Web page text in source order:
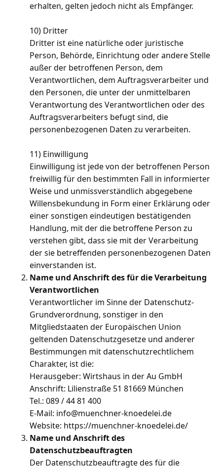
erhalten, gelten jedoch nicht als Empfänger.
10) Dritter
Dritter ist eine natürliche oder juristische
Person, Behörde, Einrichtung oder andere Stelle
außer der betroffenen Person, dem
Verantwortlichen, dem Auftragsverarbeiter und
den Personen, die unter der unmittelbaren
Verantwortung des Verantwortlichen oder des
Auftragsverarbeiters befugt sind, die
personenbezogenen Daten zu verarbeiten.
11) Einwilligung
Einwilligung ist jede von der betroffenen Person
freiwillig für den bestimmten Fall in informierter
Weise und unmissverständlich abgegebene
Willensbekundung in Form einer Erklärung oder
einer sonstigen eindeutigen bestätigenden
Handlung, mit der die betroffene Person zu
verstehen gibt, dass sie mit der Verarbeitung
der sie betreffenden personenbezogenen Daten
einverstanden ist.
Name und Anschrift des für die Verarbeitung
Verantwortlichen
Verantwortlicher im Sinne der Datenschutz-
Grundverordnung, sonstiger in den
Mitgliedstaaten der Europäischen Union
geltenden Datenschutzgesetze und anderer
Bestimmungen mit datenschutzrechtlichem
Charakter, ist die:
Herausgeber: Wirtshaus in der Au GmbH
Anschrift: Lilienstraße 51 81669 München
Tel.: 089 / 44 81 400
E-Mail: info@muenchner-knoedelei.de
Website: https://muenchner-knoedelei.de/
Name und Anschrift des
Datenschutzbeauftragten
Der Datenschutzbeauftragte des für die